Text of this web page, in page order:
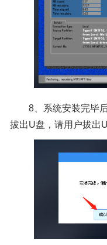
8、系统安装完毕后
拔出U盘，请用户拔出